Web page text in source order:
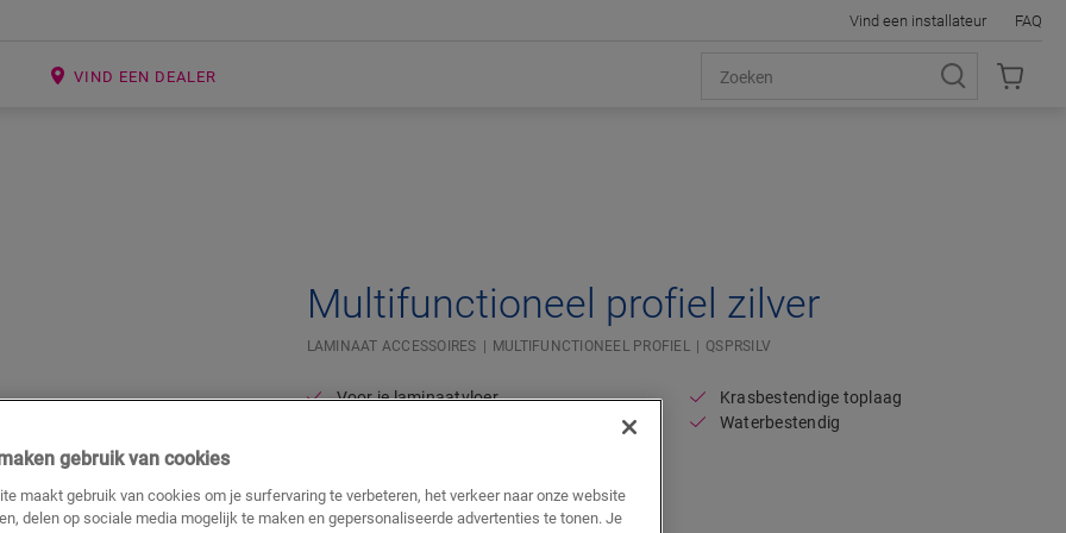
VIND EEN DEALER
Vind een installateur FAQ
Multifunctioneel profiel zilver
LAMINAAT ACCESSOIRES MULTIFUNCTIONEEL PROFIEL QSPRSILV
Voor je laminaatvloer
Krasbestendige toplaag
Waterbestendig
18,60€/m
gebruik van cookies
maakt gebruik van cookies om je surfervaring te verbeteren, het verkeer naar onze website
delen op sociale media mogelijk te maken en gepersonaliseerde advertenties te tonen. Je